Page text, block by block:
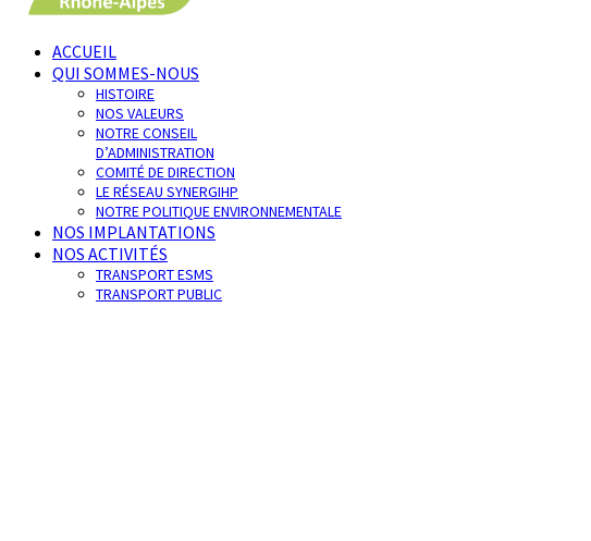
ACCUEIL
QUI SOMMES-NOUS
HISTOIRE
NOS VALEURS
NOTRE CONSEIL
D’ADMINISTRATION
COMITÉ DE DIRECTION
LE RÉSEAU SYNERGIHP
NOTRE POLITIQUE ENVIRONNEMENTALE
NOS IMPLANTATIONS
NOS ACTIVITÉS
TRANSPORT ESMS
TRANSPORT PUBLIC